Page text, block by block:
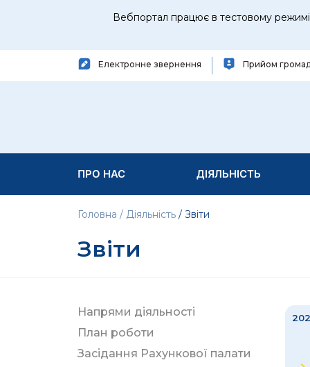
Вебпортал працює в тестовому режимі
Електронне звернення Прийом
ПРО НАС ДІЯЛЬНІСТЬ
Головна Діяльність Звіти
Звіти
Напрями діяльності
План роботи
Засідання Рахункової палати